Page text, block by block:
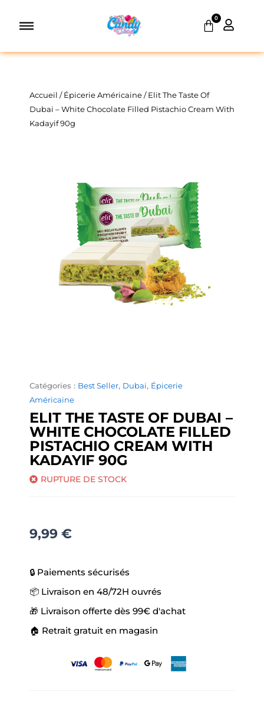
0
Panier
Accueil /Épicerie Américaine/ Elit The Taste Of
Dubai – White Chocolate Filled Pistachio Cream With
Kadayif 90g
Catégories : Best Seller, Dubai, Épicerie
Américaine
ELIT THE TASTE OF DUBAI –
WHITE CHOCOLATE FILLED
PISTACHIO CREAM WITH
KADAYIF 90G
RUPTURE DE STOCK
9,99 €
🔒 Paiements sécurisés
📦 Livraison en 48/72H ouvrés
🎁 Livraison offerte dès 99€ d'achat
🏠 Retrait gratuit en magasin